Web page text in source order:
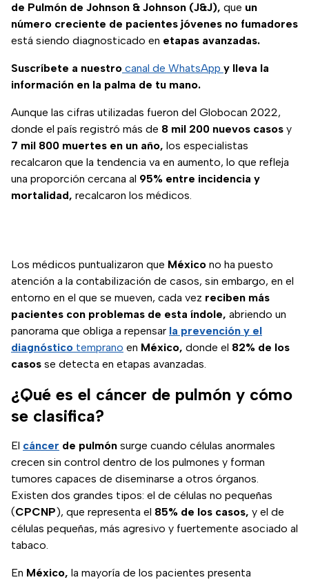
de Pulmón de Johnson & Johnson (J&J), que un
número creciente de pacientes jóvenes no fumadores
está siendo diagnosticado en etapas avanzadas.
Suscríbete a nuestro canal de WhatsApp y lleva la
información en la palma de tu mano.
Aunque las cifras utilizadas fueron del Globocan 2022,
donde el país registró más de 8 mil 200 nuevos casos y
7 mil 800 muertes en un año, los especialistas
recalcaron que la tendencia va en aumento, lo que refleja
una proporción cercana al 95% entre incidencia y
mortalidad, recalcaron los médicos.
Los médicos puntualizaron que México no ha puesto
atención a la contabilización de casos, sin embargo, en el
entorno en el que se mueven, cada vez reciben más
pacientes con problemas de esta índole, abriendo un
panorama que obliga a repensar la prevención y el
diagnóstico temprano en México, donde el 82% de los
casos se detecta en etapas avanzadas.
¿Qué es el cáncer de pulmón y cómo
se clasifica?
El cáncer de pulmón surge cuando células anormales
crecen sin control dentro de los pulmones y forman
tumores capaces de diseminarse a otros órganos.
Existen dos grandes tipos: el de células no pequeñas
(CPCNP), que representa el 85% de los casos, y el de
células pequeñas, más agresivo y fuertemente asociado al
tabaco.
En México, la mayoría de los pacientes presenta